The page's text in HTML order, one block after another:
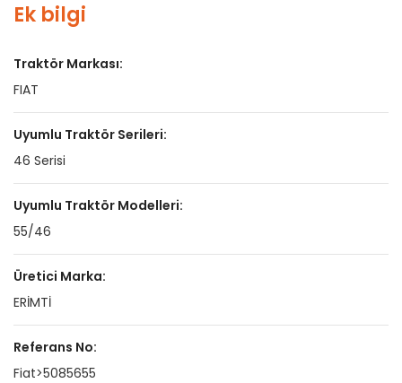
Ek bilgi
Traktör Markası:
FIAT
Uyumlu Traktör Serileri:
46 Serisi
Uyumlu Traktör Modelleri:
55/46
Üretici Marka:
ERİMTİ
Referans No:
Fiat>5085655